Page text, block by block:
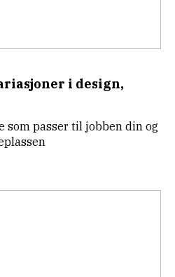
i design,
som passer til jobben din og